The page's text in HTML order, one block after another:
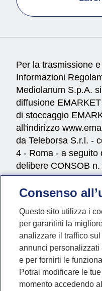
Per la trasmissione
Informazioni
Mediolanum S.p.A.
diffusione
di stoccaggio
all'indirizzo
da Teleborsa S.r.l. -
4 - Roma - a seguito
delibere CONSOB
novembre 2022.
##mpLabelSocial##
Consenso
Questo sito utilizza i
per garantirti la
analizzare il traffico
annunci personalizzati
e per fornirti le
Potrai modificare le
momento accedendo